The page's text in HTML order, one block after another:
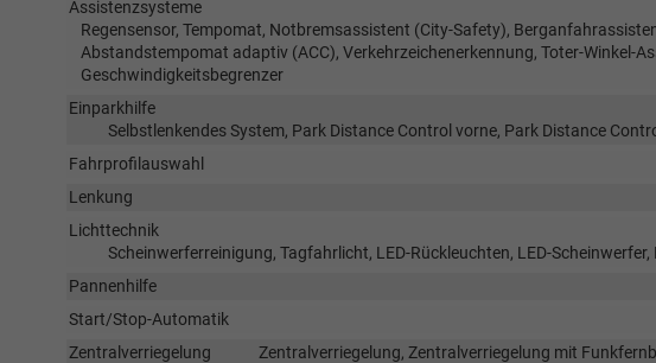
Assistenzsysteme
Regensensor, Tempomat, Notbremsassistent (City-Safety),
Abstandstempomat adaptiv (ACC), Verkehrzeichenerkennung, Toter-Winkel-
Geschwindigkeitsbegrenzer
Einparkhilfe
Selbstlenkendes System, Park Distance Control vorne, Park Distance
Fahrprofilauswahl
Lenkung
Lichttechnik
Scheinwerferreinigung, Tagfahrlicht, LED-Rückleuchten, LED-
Pannenhilfe
Start/Stop-Automatik
Zentralverriegelung
Zentralverriegelung, Zentralverriegelung mit